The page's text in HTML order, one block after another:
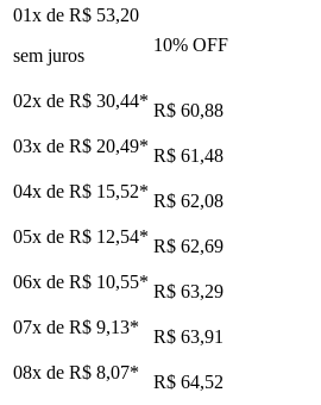
01x de R$ 53,20
sem juros
10% OFF
02x de R$ 30,44* R$ 60,88
03x de R$ 20,49* R$ 61,48
04x de R$ 15,52* R$ 62,08
05x de R$ 12,54* R$ 62,69
06x de R$ 10,55* R$ 63,29
07x de R$ 9,13*
R$ 63,91
08x de R$ 8,07*
R$ 64,52